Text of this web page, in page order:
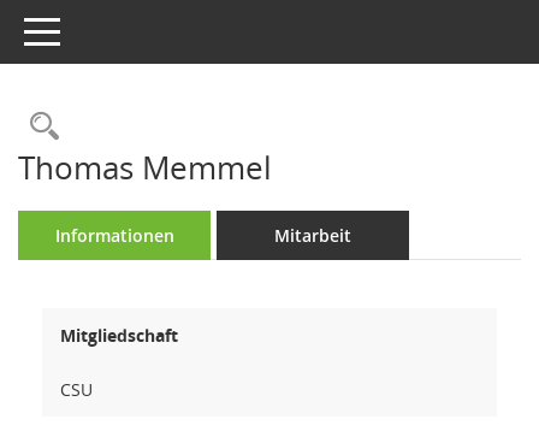
Toggle navigation
Rechercheauswahl
Thomas Memmel
Informationen Mitarbeit
Mitgliedschaft
CSU